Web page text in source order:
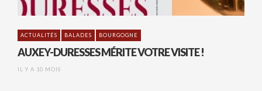
ACTUALITÉS BALADES BOURGOGNE
AUXEY-DURESSES MÉRITE VOTRE VISITE !
IL Y A 10 MOIS